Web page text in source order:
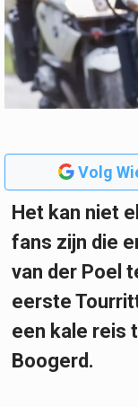
Volg
Het kan niet
fans zijn die
van der Poel
eerste
een kale reis
Boogerd.